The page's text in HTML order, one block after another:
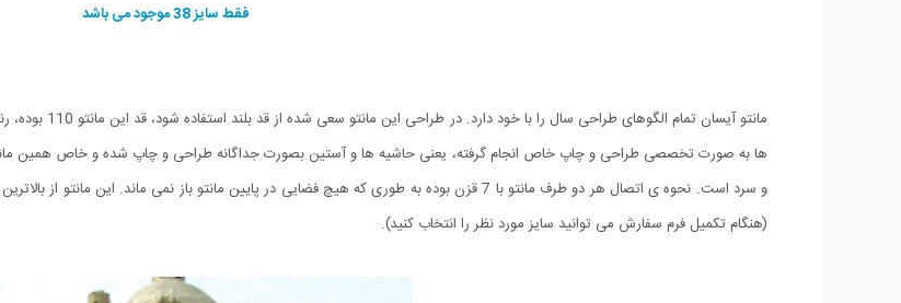
فقط سایز 38 موجود می باشد
مانتو آیسان
ها به صورت تخصصی طراحی و چاپ خاص انجام گرفته، یعنی حاشیه ها و آستین بصورت جداگانه طراحی و چاپ شده و خاص همین
(هنگام تکمیل فرم سفارش می توانید سایز مورد نظر را انتخاب کنید).